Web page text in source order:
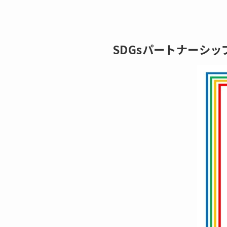
SDGsパートナーシッ